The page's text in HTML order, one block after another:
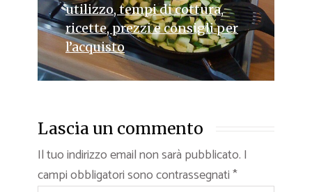
utilizzo, tempi di cottura,
ricette, prezzi e consigli per
l’acquisto
Lascia un commento
Il tuo indirizzo email non sarà pubblicato. I
campi obbligatori sono contrassegnati*